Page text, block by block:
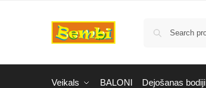
Veikals BALONI Dejošanas bodiji